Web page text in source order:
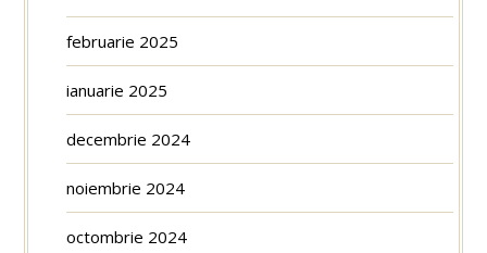
februarie 2025
ianuarie 2025
decembrie 2024
noiembrie 2024
octombrie 2024